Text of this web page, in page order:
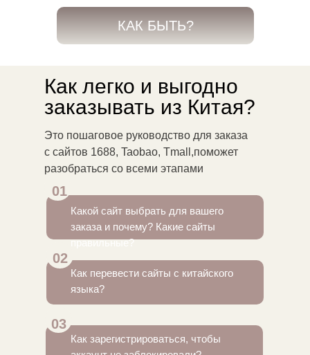
КАК БЫТЬ?
Как легко и выгодно
заказывать из Китая?
Это пошаговое руководство для заказа
с сайтов 1688, Taobao, Tmall,поможет
разобраться со всеми этапами
Как зарегистрироваться, чтобы
Как перевести сайты с китайского
языка?
Какой сайт выбрать для вашего
заказа и почему? Какие сайты
правильные?
01
02
03